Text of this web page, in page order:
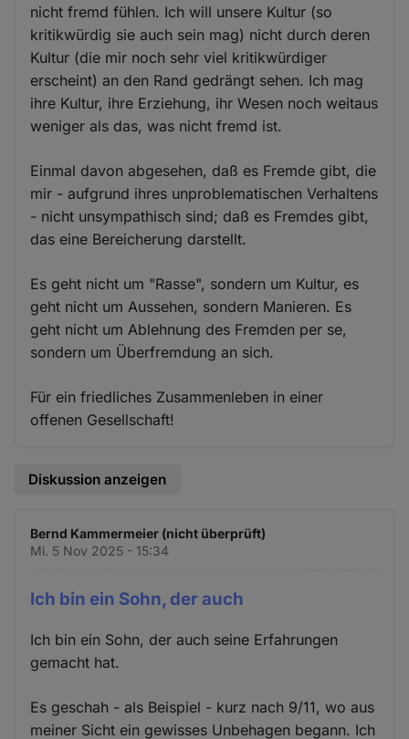
nicht fremd fühlen. Ich will unsere Kultur (so
kritikwürdig sie auch sein mag) nicht durch deren
Kultur (die mir noch sehr viel kritikwürdiger
erscheint) an den Rand gedrängt sehen. Ich mag
ihre Kultur, ihre Erziehung, ihr Wesen noch weitaus
weniger als das, was nicht fremd ist.
Einmal davon abgesehen, daß es Fremde gibt, die
mir - aufgrund ihres unproblematischen Verhaltens
- nicht unsympathisch sind; daß es Fremdes gibt,
das eine Bereicherung darstellt.
Es geht nicht um "Rasse", sondern um Kultur, es
geht nicht um Aussehen, sondern Manieren. Es
geht nicht um Ablehnung des Fremden per se,
sondern um Überfremdung an sich.
Für ein friedliches Zusammenleben in einer
offenen Gesellschaft!
Diskussion anzeigen
Bernd Kammermeier (nicht überprüft)
Mi. 5 Nov 2025 - 15:34
Ich bin ein Sohn, der auch
Ich bin ein Sohn, der auch seine Erfahrungen
gemacht hat.
Es geschah - als Beispiel - kurz nach 9/11, wo aus
meiner Sicht ein gewisses Unbehagen begann. Ich